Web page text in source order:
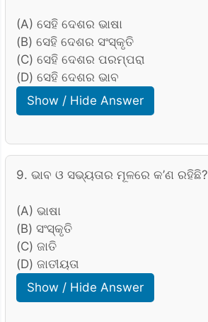
(A) ସେହି ଦେଶର ଭାଷା
(B) ସେହି ଦେଶର ସଂସ୍କୃତି
(C) ସେହି ଦେଶର ପରମ୍ପରା
(D) ସେହି ଦେଶର ଭାବ
Show / Hide Answer
9. ଭାବ ଓ ସଭ୍ୟତାର ମୂଳରେ କ’ଣ ରହିଛି?
(A) ଭାଷା
(B) ସଂସ୍କୃତି
(C) ଜାତି
(D) ଜାତୀୟତା
Show / Hide Answer